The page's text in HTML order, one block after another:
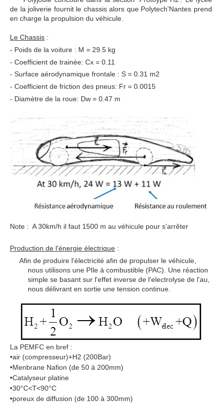
de la joliverie fournit le chassis alors que Polytech'Nantes prend
en charge la propulsion du véhicule.
Le Chassis :
- Poids de la voiture : M = 29.5 kg
- Coefficient de trainée: Cx = 0.11
- Surface aérodynamique frontale : S = 0.31 m2
- Coefficient de friction des pneus: Fr = 0.0015
- Diamètre de la roue: Dw = 0.47 m
Note : A 30km/h il faut 1500 m au véhicule pour s’arrêter
Production de l'énergie électrique :
Afin de produire l'électricité afin de propulser le véhicule,
nous utilisons une PIle à combustible (PAC). Une réaction
simple se basant sur l'effet inverse de l'electrolyse de l'au,
nous délivrant en sortie une tension continue.
La PEMFC en bref :
•air (compresseur)+H2 (200Bar)
•Menbrane Nafion (de 50 à 200mm)
•Catalyseur platine
•30°C<T<90°C
•poreux de diffusion (de 100 à 300mm)